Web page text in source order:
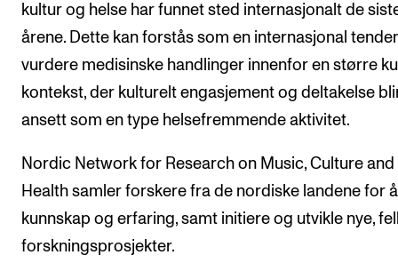
AKTUELT
Arrangementer og konserter
Nyheter og historier
Ledige stillinger
INFO
Om Norges musikkhøgskole
Kontakt oss
kultur og helse har funnet sted internasjonalt de
årene. Dette kan forstås som en internasjonal
vurdere medisinske handlinger innenfor en større
kontekst, der kulturelt engasjement og deltakelse
ansett som en type helsefremmende aktivitet.
Nordic Network for Research on Music, Culture and
Health samler forskere fra de nordiske landene for
kunnskap og erfaring, samt initiere og utvikle nye,
forskningsprosjekter.